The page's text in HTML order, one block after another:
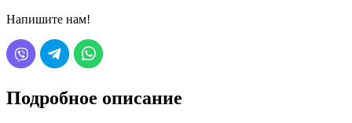
Напишите нам!
Подробное описание